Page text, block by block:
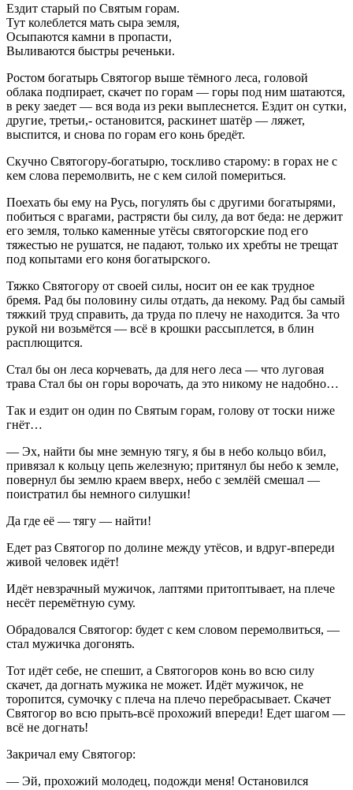
Ездит старый по Святым горам.
Тут колеблется мать сыра земля,
Осыпаются камни в пропасти,
Выливаются быстры реченьки.
Ростом богатырь Святогор выше тёмного леса, головой
облака подпирает, скачет по горам — горы под ним шатаются,
в реку заедет — вся вода из реки выплеснется. Ездит он сутки,
другие, третьи,- остановится, раскинет шатёр — ляжет,
выспится, и снова по горам его конь бредёт.
Скучно Святогору-богатырю, тоскливо старому: в горах не с
кем слова перемолвить, не с кем силой помериться.
Поехать бы ему на Русь, погулять бы с другими богатырями,
побиться с врагами, растрясти бы силу, да вот беда: не держит
его земля, только каменные утёсы святогорские под его
тяжестью не рушатся, не падают, только их хребты не трещат
под копытами его коня богатырского.
Тяжко Святогору от своей силы, носит он ее как трудное
бремя. Рад бы половину силы отдать, да некому. Рад бы самый
тяжкий труд справить, да труда по плечу не находится. За что
рукой ни возьмётся — всё в крошки рассыплется, в блин
расплющится.
Стал бы он леса корчевать, да для него леса — что луговая
трава Стал бы он горы ворочать, да это никому не надобно…
Так и ездит он один по Святым горам, голову от тоски ниже
гнёт…
— Эх, найти бы мне земную тягу, я бы в небо кольцо вбил,
привязал к кольцу цепь железную; притянул бы небо к земле,
повернул бы землю краем вверх, небо с землёй смешал —
поистратил бы немного силушки!
Да где её — тягу — найти!
Едет раз Святогор по долине между утёсов, и вдруг-впереди
живой человек идёт!
Идёт невзрачный мужичок, лаптями притоптывает, на плече
несёт перемётную суму.
Обрадовался Святогор: будет с кем словом перемолвиться, —
стал мужичка догонять.
Тот идёт себе, не спешит, а Святогоров конь во всю силу
скачет, да догнать мужика не может. Идёт мужичок, не
торопится, сумочку с плеча на плечо перебрасывает. Скачет
Святогор во всю прыть-всё прохожий впереди! Едет шагом —
всё не догнать!
Закричал ему Святогор:
— Эй, прохожий молодец, подожди меня! Остановился